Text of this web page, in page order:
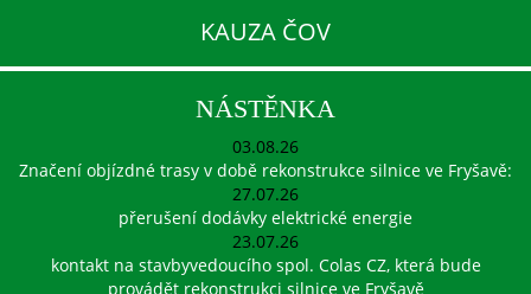
KAUZA ČOV
NÁSTĚNKA
03.08.26
Značení objízdné trasy v době rekonstrukce silnice ve Fryšavě:
27.07.26
přerušení dodávky elektrické energie
23.07.26
kontakt na stavbyvedoucího spol. Colas CZ, která bude
provádět rekonstrukci silnice ve Fryšavě